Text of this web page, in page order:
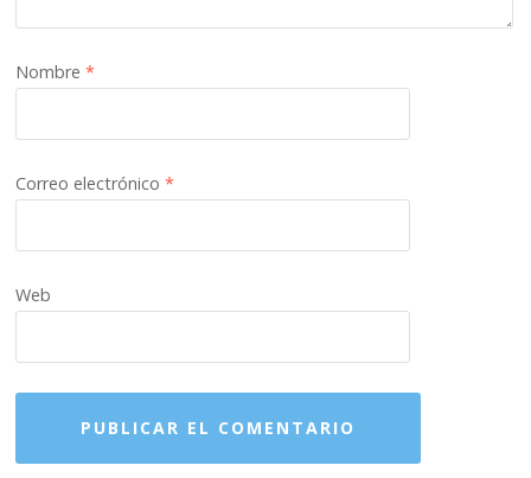
Nombre*
Correo electrónico*
Web